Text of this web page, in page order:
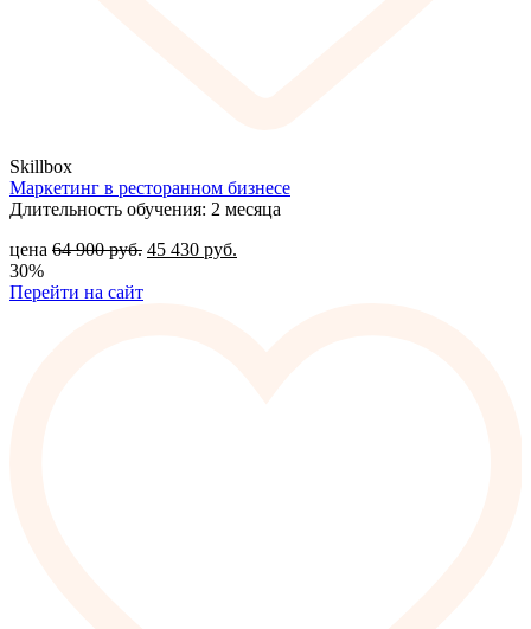
Skillbox
Маркетинг в ресторанном бизнесе
Длительность обучения: 2 месяца
цена 64 900руб. 45 430 руб.
30%
Перейти на сайт